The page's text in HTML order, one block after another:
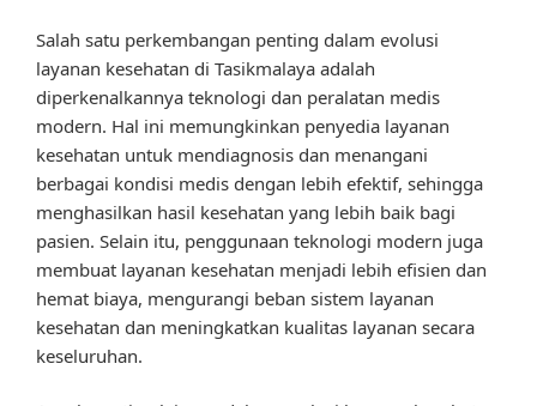
Salah satu perkembangan penting dalam evolusi
layanan kesehatan di Tasikmalaya adalah
diperkenalkannya teknologi dan peralatan medis
modern. Hal ini memungkinkan penyedia layanan
kesehatan untuk mendiagnosis dan menangani
berbagai kondisi medis dengan lebih efektif, sehingga
menghasilkan hasil kesehatan yang lebih baik bagi
pasien. Selain itu, penggunaan teknologi modern juga
membuat layanan kesehatan menjadi lebih efisien dan
hemat biaya, mengurangi beban sistem layanan
kesehatan dan meningkatkan kualitas layanan secara
keseluruhan.